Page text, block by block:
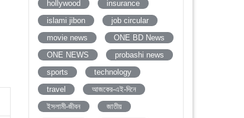
hollywood
insurance
islami jibon
job circular
movie news
ONE BD News
ONE NEWS
probashi news
sports
technology
travel
আজকের-এই-দিনে
ইসলামী-জীবন
জাতীয়